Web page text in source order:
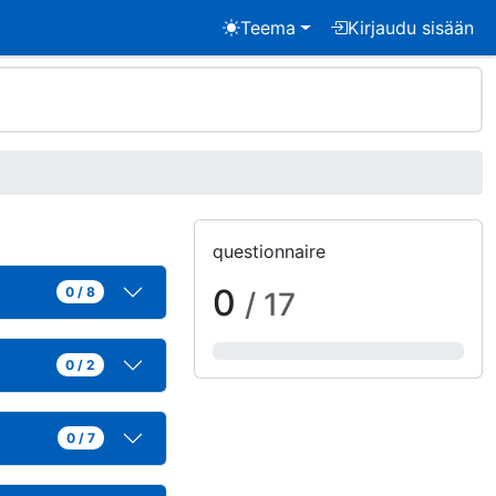
Teema Kirjaudu sisään
0 / 8
0 / 2
0 / 7
questionnaire
0 / 17